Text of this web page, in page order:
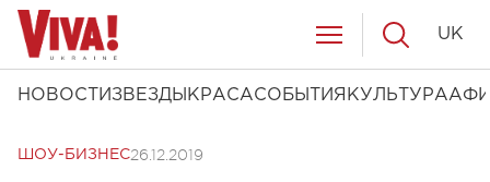
НОВОСТИ ЗВЕЗДЫ КРАСАСОБЫТИЯ КУЛЬТУРА
UK
ШОУ-БИЗНЕС26.12.2019